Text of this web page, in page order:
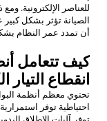
للعناصر الإلكترونية.
الصيانة تؤثر بشكل كبير
أن تمدد عمر النظام
كيف تتعامل
انقطاع التيار
تحتوي معظم أنظمة
احتياطية توفر
توفر آليات الإطلاق